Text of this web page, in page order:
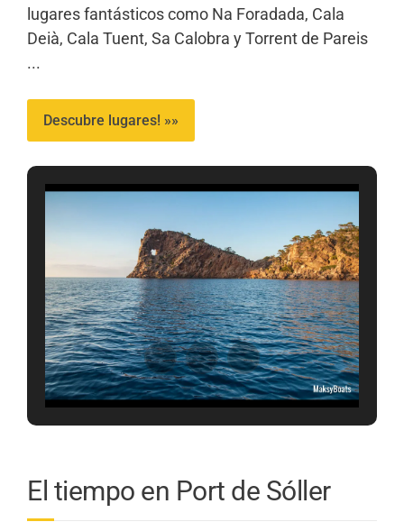
lugares fantásticos como Na Foradada, Cala
Deià, Cala Tuent, Sa Calobra y Torrent de Pareis
...
Descubre lugares! »»
El tiempo en Port de Sóller